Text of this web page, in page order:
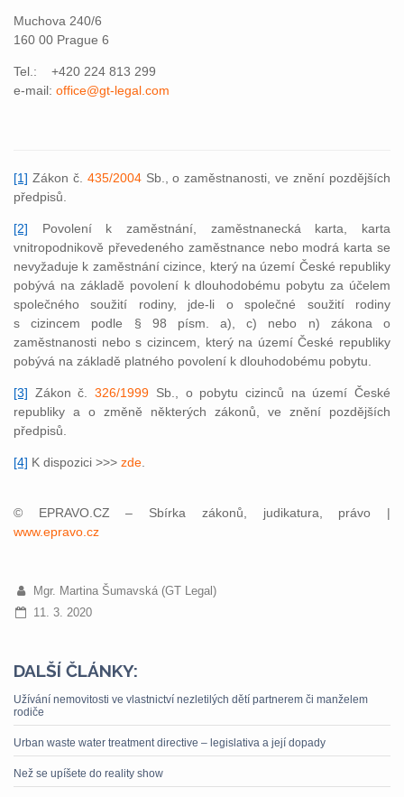
Muchova 240/6
160 00 Prague 6
Tel.: +420 224 813 299
e-mail: office@gt-legal.com
[1] Zákon č. 435/2004Sb., o zaměstnanosti, ve znění pozdějších
předpisů.
[2] Povolení k zaměstnání, zaměstnanecká karta, karta
vnitropodnikově převedeného zaměstnance nebo modrá karta se
nevyžaduje k zaměstnání cizince, který na území České republiky
pobývá na základě povolení k dlouhodobému pobytu za účelem
společného soužití rodiny, jde-li o společné soužití rodiny
s cizincem podle § 98 písm. a), c) nebo n) zákona o
zaměstnanosti nebo s cizincem, který na území České republiky
pobývá na základě platného povolení k dlouhodobému pobytu.
[3] Zákon č.326/1999 Sb., o pobytu cizinců na území České
republiky a o změně některých zákonů, ve znění pozdějších
předpisů.
[4] K dispozici >>> zde.
© EPRAVO.CZ – Sbírka zákonů, judikatura, právo |
www.epravo.cz
Mgr. Martina Šumavská (GT Legal)
11. 3. 2020
DALŠÍ ČLÁNKY:
Užívání nemovitosti ve vlastnictví nezletilých dětí partnerem či manželem
rodiče
Urban waste water treatment directive – legislativa a její dopady
Než se upíšete do reality show